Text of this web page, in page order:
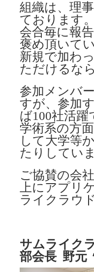
組織は、理
ております。
会合毎に報
褒め頂いて
新規で加わ
ただけるな
参加メンバ
すが、参加
ば100社活
学術系の方
して大学等
たりしていま
ご協賛の会
上にアプリ
ライクラウ
サムライク
部会長 野元